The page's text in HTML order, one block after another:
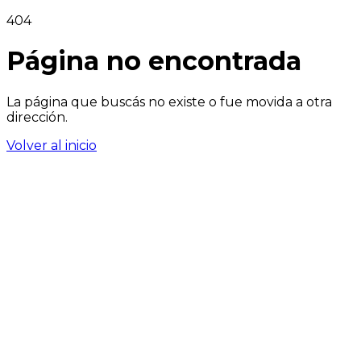
404
Página no encontrada
La página que buscás no existe o fue movida a otra
dirección.
Volver al inicio